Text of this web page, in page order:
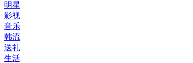
明星
影视
音乐
韩流
送礼
生活